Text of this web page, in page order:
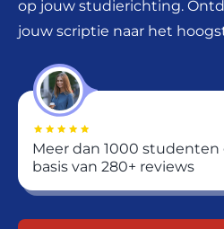
op jouw studierichting.
jouw scriptie naar het
Meer dan 1000 studenten
basis van 280+ reviews